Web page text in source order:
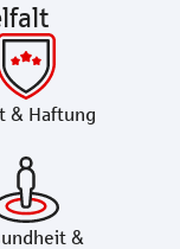
& Haftung
&